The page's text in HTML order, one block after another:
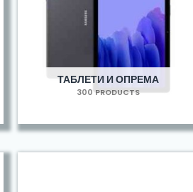
ТАБЛЕТИ И ОПРЕМА
300 PRODUCTS